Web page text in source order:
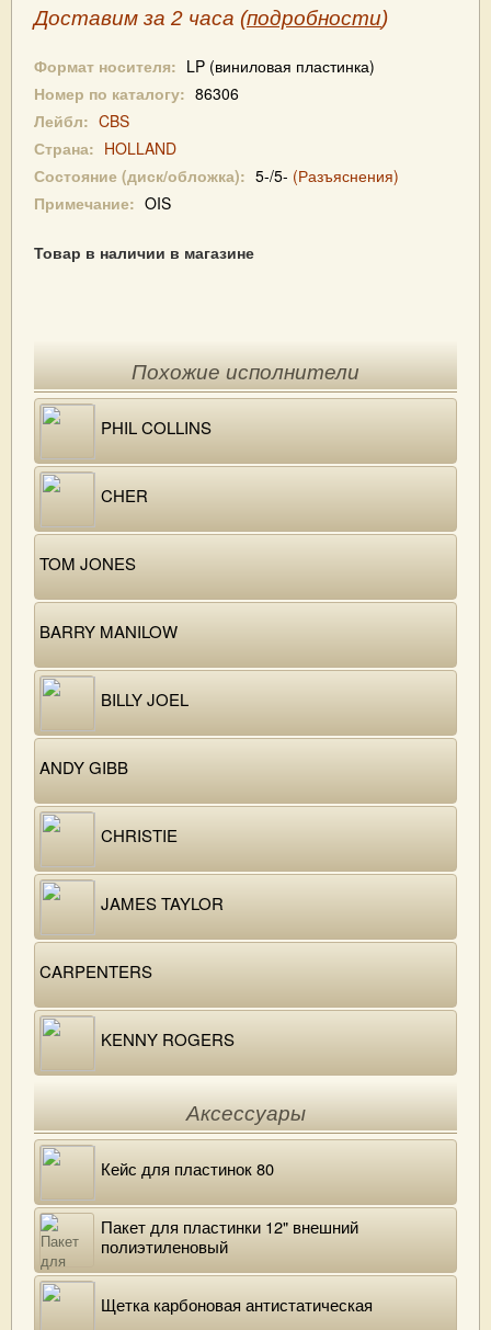
Доставим за 2 часа (подробности)
Формат носителя: LP (виниловая пластинка)
Номер по каталогу: 86306
Лейбл: CBS
Страна: HOLLAND
Состояние (диск/обложка): 5-/5- (Разъяснения)
Примечание: OIS
Товар в наличии в магазине
Похожие исполнители
PHIL COLLINS
CHER
TOM JONES
BARRY MANILOW
BILLY JOEL
ANDY GIBB
CHRISTIE
JAMES TAYLOR
CARPENTERS
KENNY ROGERS
Аксессуары
Кейс для пластинок 80
Пакет для пластинки 12" внешний
полиэтиленовый
Щетка карбоновая антистатическая